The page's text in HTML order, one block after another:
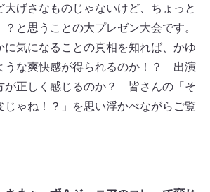
大げさなものじゃないけど、ちょっと
と思うことの大プレゼン大会です。
に気になることの真相を知れば、かゆ
うな爽快感が得られるのか！？ 出演
が正しく感じるのか？ 皆さんの「そ
じゃね！？」を思い浮かべながらご覧